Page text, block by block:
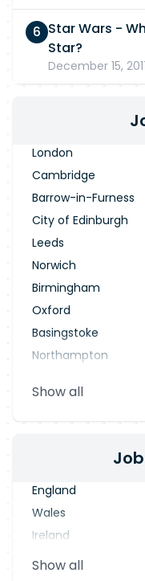
Star Wars -
Star?
December 15,
London
Cambridge
Barrow-in-Furness
City of Edinburgh
Leeds
Norwich
Birmingham
Oxford
Basingstoke
Northampton
Blackpool
Show all
England
Wales
Ireland
Show all